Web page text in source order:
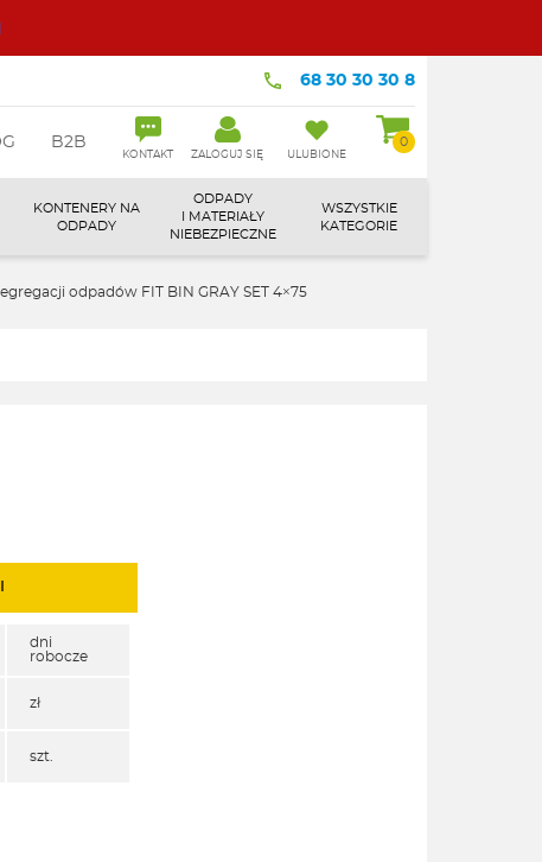
68 30 30 30 8
B2B
KONTAKT ZALOGUJ SIĘ ULUBIONE
0
KONTENERY NA
ODPADY
ODPADY
I MATERIAŁY
NIEBEZPIECZNE
WSZYSTKIE
KATEGORIE
odpadów FIT BIN GRAY SET 4×75
dni
robocze
zł
szt.